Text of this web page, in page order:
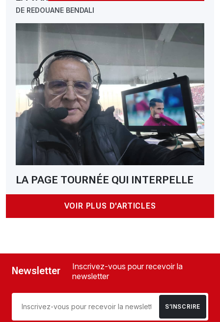
DE REDOUANE BENDALI
LA PAGE TOURNÉE QUI INTERPELLE
VOIR PLUS D'ARTICLES
Newsletter
Inscrivez-vous pour recevoir la
newsletter
S’INSCRIRE